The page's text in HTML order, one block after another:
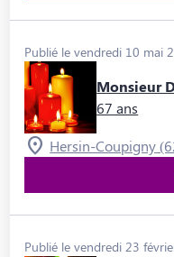
Publié le vendredi 10 mai
Monsieur
67 ans
Hersin-Coupigny
Publié le vendredi 23